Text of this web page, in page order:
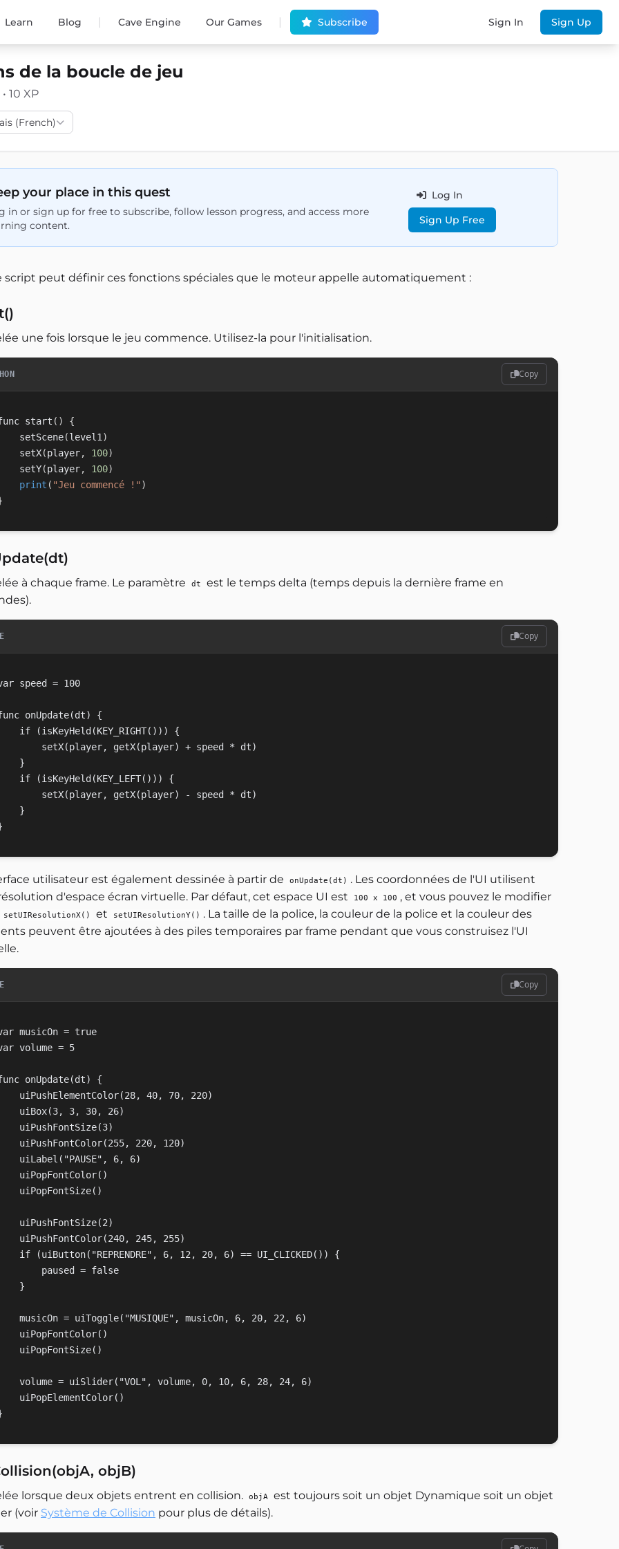
Learn Blog | Cave Engine Our Games | Subscribe Sign In Sign Up
de la boucle de jeu
10 XP
(French)
your place in this quest
in or sign up for free to subscribe, follow lesson progress, and access more
content.
Log In
Sign Up Free
script peut définir ces fonctions spéciales que le moteur appelle automatiquement :
une fois lorsque le jeu commence. Utilisez-la pour l'initialisation.
Copy
start ( )
{
setScene
(level1 )
setX
(player, 100)
setY
(player, 100)
print ( "Jeu commencé !" )
à chaque frame. Le paramètre dt
est le temps delta (temps depuis la dernière frame en
Copy
speed = 100
onUpdate(dt) {
if (isKeyHeld(KEY_RIGHT())) {
setX(player, getX(player) + speed * dt)
}
if (isKeyHeld(KEY_LEFT())) {
setX(player, getX(player) - speed * dt)
}
utilisateur est également dessinée à partir de onUpdate(dt) . Les coordonnées de l'UI utilisent
d'espace écran virtuelle. Par défaut, cet espace UI est
100 x 100 , et vous pouvez le modifier
setUIResolutionX() et setUIResolutionY() . La taille de la police, la couleur de la police et la couleur des
peuvent être ajoutées à des piles temporaires par frame pendant que vous construisez l'UI
Copy
musicOn = true
volume = 5
onUpdate(dt) {
uiPushElementColor(28, 40, 70, 220)
uiBox(3, 3, 30, 26)
uiPushFontSize(3)
uiPushFontColor(255, 220, 120)
uiLabel("PAUSE", 6, 6)
uiPopFontColor()
uiPopFontSize()
uiPushFontSize(2)
uiPushFontColor(240, 245, 255)
if (uiButton("REPRENDRE", 6, 12, 20, 6) == UI_CLICKED()) {
paused = false
}
musicOn = uiToggle("MUSIQUE", musicOn, 6, 20, 22, 6)
uiPopFontColor()
uiPopFontSize()
volume = uiSlider("VOL", volume, 0, 10, 6, 28, 24, 6)
uiPopElementColor()
objB)
lorsque deux objets entrent en collision. objA est toujours soit un objet Dynamique soit un objet
(voir Système de Collision pour plus de détails).